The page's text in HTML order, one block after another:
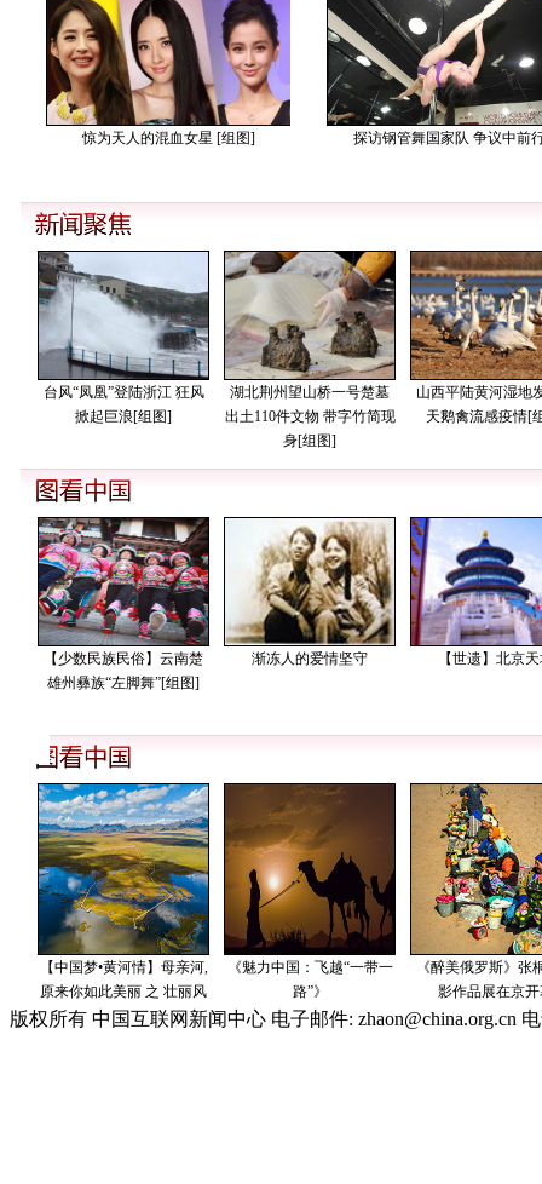
版权所有 中国互联网新闻中心 电子邮件: zhaon@china.org.cn